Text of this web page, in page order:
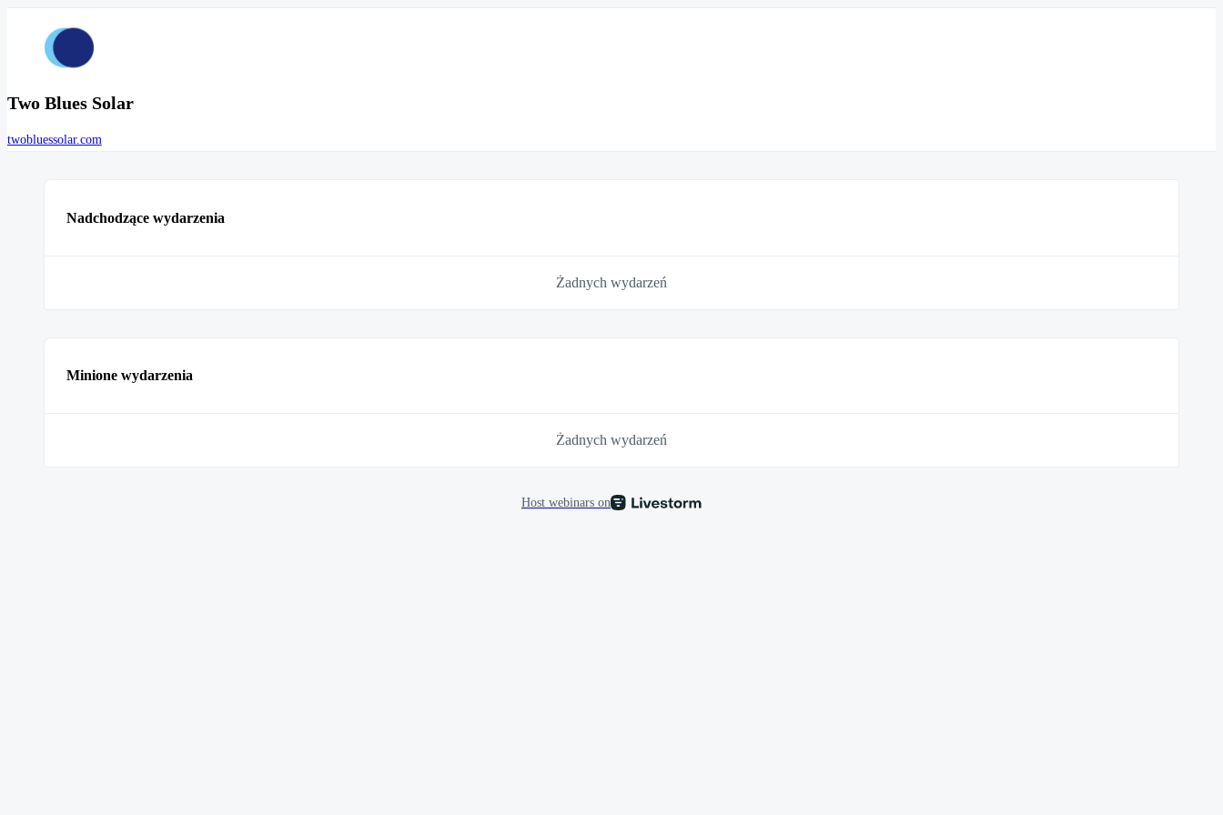
Two Blues Solar
twobluessolar.com
Nadchodzące wydarzenia
Żadnych wydarzeń
Minione wydarzenia
Żadnych wydarzeń
Host webinars on